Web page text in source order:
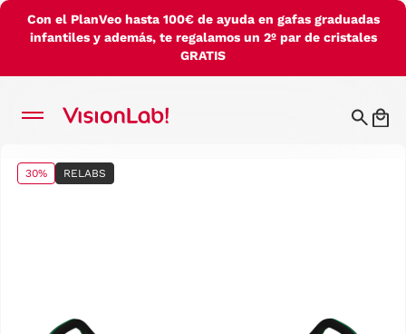
Con el PlanVeo hasta 100€ de ayuda en gafas graduadas
infantiles y además, te regalamos un 2º par de cristales
GRATIS
30% RELABS